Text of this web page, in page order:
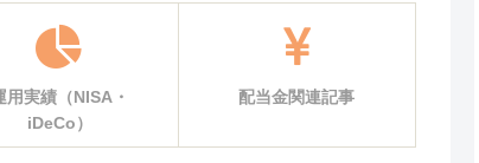
用実績（NISA・
iDeCo）
配当金関連記事